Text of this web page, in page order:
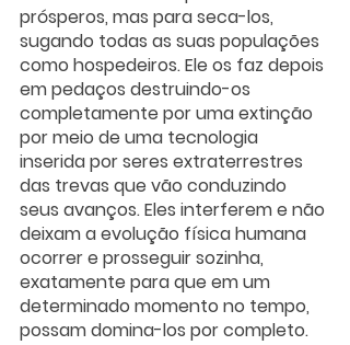
prósperos, mas para seca-los,
sugando todas as suas populações
como hospedeiros. Ele os faz depois
em pedaços destruindo-os
completamente por uma extinção
por meio de uma tecnologia
inserida por seres extraterrestres
das trevas que vão conduzindo
seus avanços. Eles interferem e não
deixam a evolução física humana
ocorrer e prosseguir sozinha,
exatamente para que em um
determinado momento no tempo,
possam domina-los por completo.